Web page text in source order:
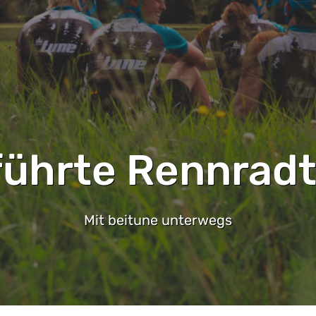
Mit beitune unterwegs